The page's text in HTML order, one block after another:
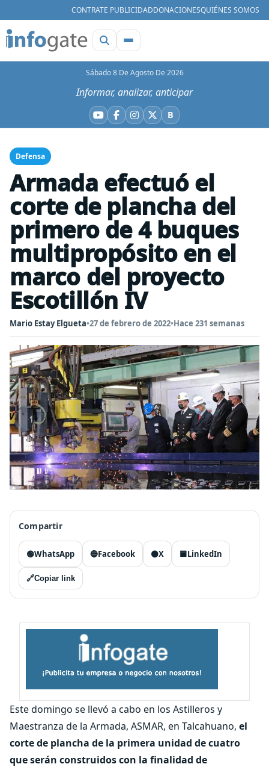
CONTRATE PUBLICIDADDONACIONESQUIÉNES SOMOS
Sábado 8 De Agosto De 2026
Informar, analizar, anticipar
YouTube
Facebook
Instagram
X BBluesky
Defensa
Armada efectuó el
corte de plancha del
primero de 4 buques
multipropósito en el
marco del proyecto
Escotillón IV
Mario Estay Elgueta•27 de febrero de 2022•Hace 231 semanas
Compartir
🟢WhatsApp 🔵Facebook ⚫X 🟦LinkedIn
🔗Copiar link
Este domingo se llevó a cabo en los Astilleros y
Maestranza de la Armada, ASMAR, en Talcahuano, el
corte de plancha de la primera unidad de cuatro
que serán construidos con la finalidad de